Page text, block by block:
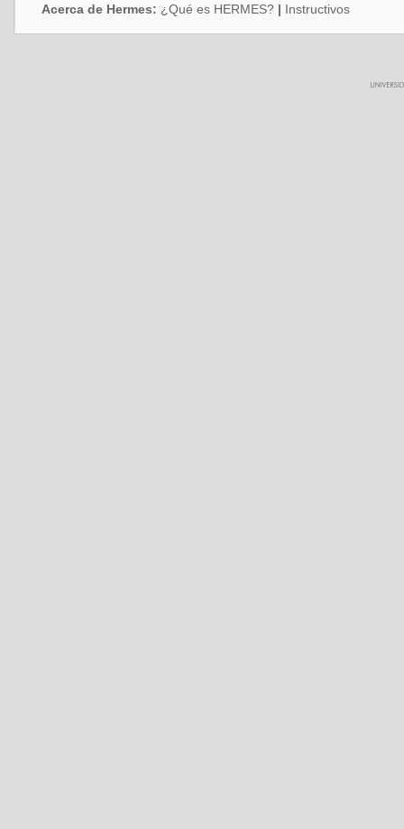
Acerca de Hermes: ¿Qué es HERMES? | Instructivos